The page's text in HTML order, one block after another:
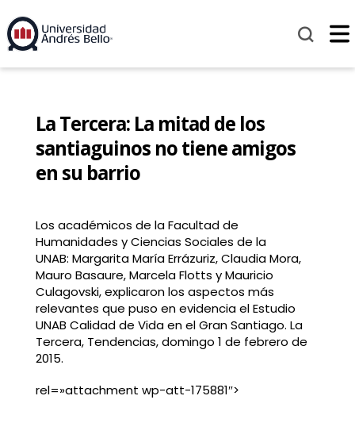
La Tercera: La mitad de los
santiaguinos no tiene amigos
en su barrio
Los académicos de la Facultad de
Humanidades y Ciencias Sociales de la
UNAB: Margarita María Errázuriz, Claudia Mora,
Mauro Basaure, Marcela Flotts y Mauricio
Culagovski, explicaron los aspectos más
relevantes que puso en evidencia el Estudio
UNAB Calidad de Vida en el Gran Santiago. La
Tercera, Tendencias, domingo 1 de febrero de
2015.
rel=»attachment wp-att-175881″>